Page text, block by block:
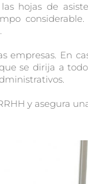
hojas de
En
se dirija a
y asegura